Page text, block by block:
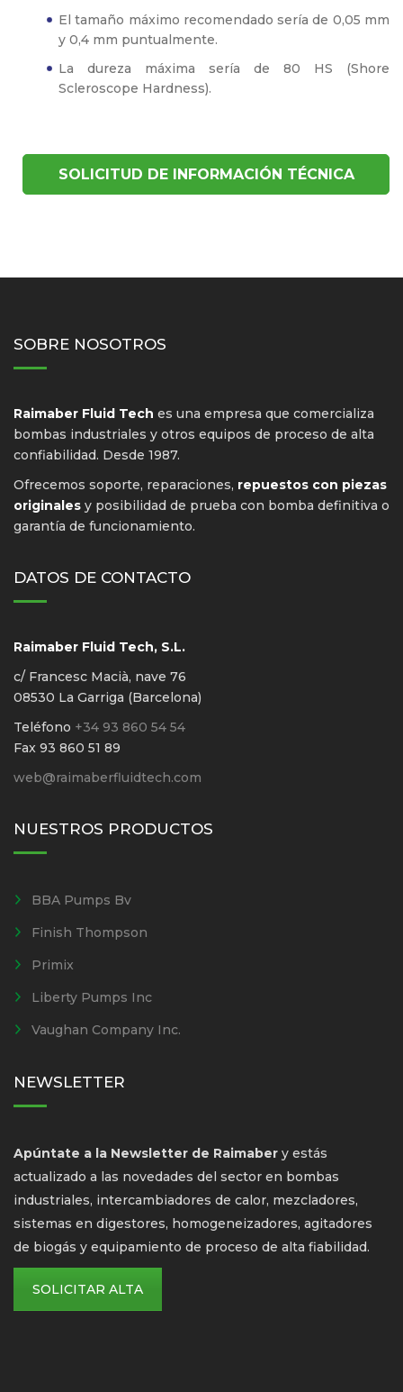
El tamaño máximo recomendado sería de 0,05 mm
y 0,4 mm puntualmente.
La dureza máxima sería de 80 HS (Shore
Scleroscope Hardness).
SOLICITUD DE INFORMACIÓN TÉCNICA
SOBRE NOSOTROS
Raimaber Fluid Tech es una empresa que comercializa
bombas industriales y otros equipos de proceso de alta
confiabilidad. Desde 1987.
Ofrecemos soporte, reparaciones, repuestos con piezas
originales y posibilidad de prueba con bomba definitiva o
garantía de funcionamiento.
DATOS DE CONTACTO
Raimaber Fluid Tech, S.L.
c/ Francesc Macià, nave 76
08530 La Garriga (Barcelona)
Teléfono +34 93 860 54 54
Fax 93 860 51 89
web@raimaberfluidtech.com
NUESTROS PRODUCTOS
BBA Pumps Bv
Finish Thompson
Primix
Liberty Pumps Inc
Vaughan Company Inc.
NEWSLETTER
Apúntate a la Newsletter de Raimaber y estás
actualizado a las novedades del sector en bombas
industriales, intercambiadores de calor, mezcladores,
sistemas en digestores, homogeneizadores, agitadores
de biogás y equipamiento de proceso de alta fiabilidad.
SOLICITAR ALTA